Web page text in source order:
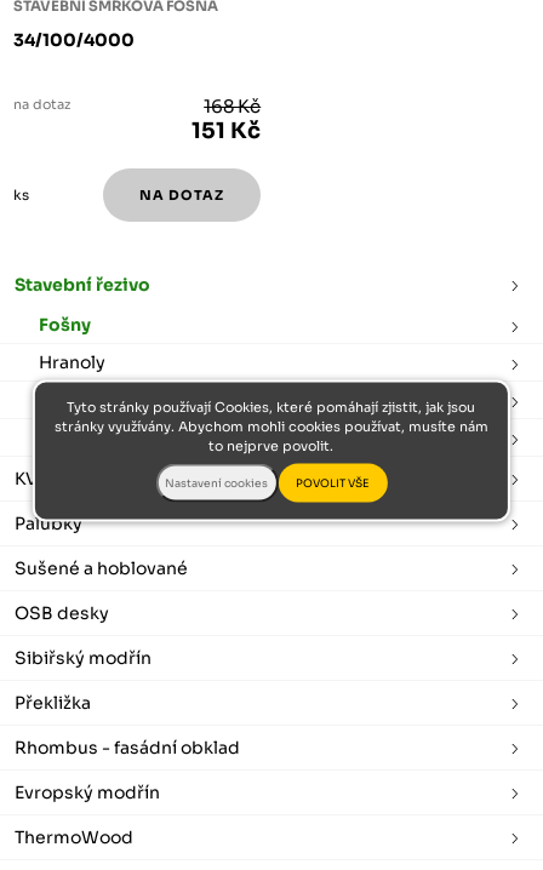
STAVEBNÍ SMRKOVÁ FOŠNA
34/100/4000
na dotaz 168 Kč
151 Kč
ks
Stavební řezivo
Fošny
Hranoly
Prkna
Latě
KVH hranoly
Palubky
Sušené a hoblované
OSB desky
Sibiřský modřín
Překližka
Rhombus - fasádní obklad
Evropský modřín
ThermoWood
Tyto stránky používají Cookies, které pomáhají zjistit, jak jsou
stránky využívány. Abychom mohli cookies používat, musíte nám
to nejprve povolit.